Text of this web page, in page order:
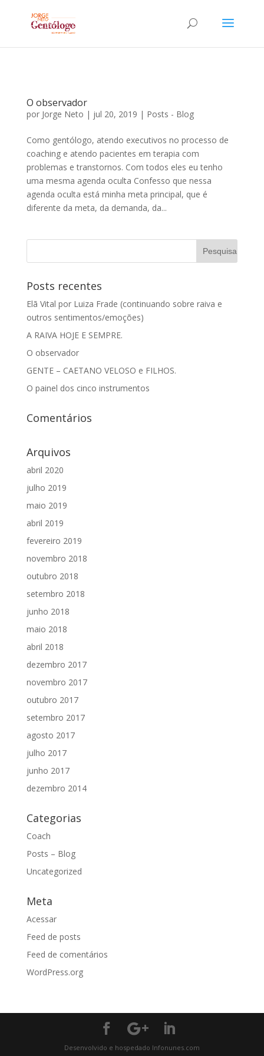
O observador
por Jorge Neto | jul 20, 2019 | Posts - Blog
Como gentólogo, atendo executivos no processo de
coaching e atendo pacientes em terapia com
problemas e transtornos. Com todos eles eu tenho
uma mesma agenda oculta Confesso que nessa
agenda oculta está minha meta principal, que é
diferente da meta, da demanda, da...
Posts recentes
Elã Vital por Luiza Frade (continuando sobre raiva e
outros sentimentos/emoções)
A RAIVA HOJE E SEMPRE.
O observador
GENTE – CAETANO VELOSO e FILHOS.
O painel dos cinco instrumentos
Comentários
Arquivos
abril 2020
julho 2019
maio 2019
abril 2019
fevereiro 2019
novembro 2018
outubro 2018
setembro 2018
junho 2018
maio 2018
abril 2018
dezembro 2017
novembro 2017
outubro 2017
setembro 2017
agosto 2017
julho 2017
junho 2017
dezembro 2014
Categorias
Coach
Posts – Blog
Uncategorized
Meta
Acessar
Feed de posts
Feed de comentários
WordPress.org
Desenvolvido e hospedado Infonunes.com